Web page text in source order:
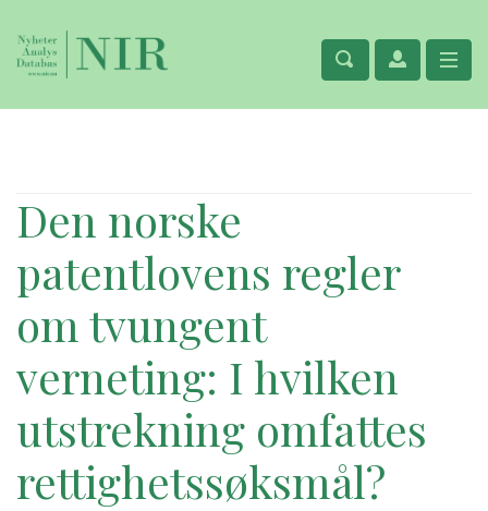
Den norske
patentlovens regler
om tvungent
verneting: I hvilken
utstrekning omfattes
rettighetssøksmål?